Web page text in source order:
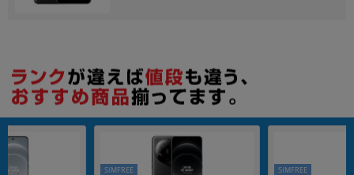
SIMFREE SIMFREE